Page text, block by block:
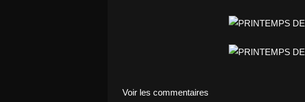
Voir les commentaires